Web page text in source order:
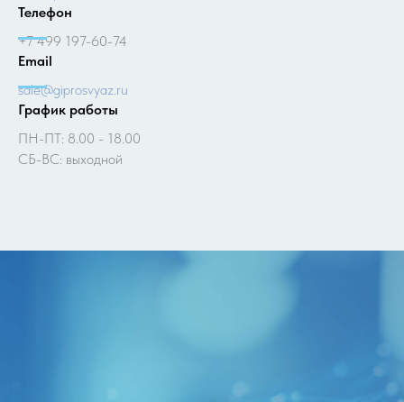
Телефон
+7 499 197-60-74
Email
sale@giprosvyaz.ru
График работы
ПН-ПТ: 8.00 - 18.00
СБ-ВС: выходной